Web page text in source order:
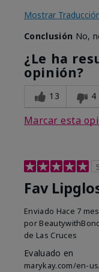
Mostrar
Conclusión No,
¿Le ha
opinión?
13 4
Marcar esta
5
Fav
Enviado Hace 7
por
de Las Cruces
Evaluado en
marykay.com/en-